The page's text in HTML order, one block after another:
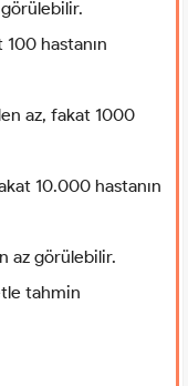
görülebilir.
hastanın
az, fakat 1000
10.000 hastanın
az görülebilir.
tahmin